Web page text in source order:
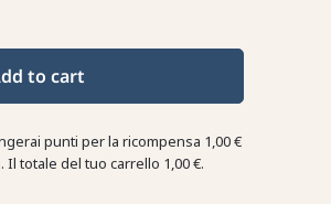
to cart
punti per la ricompensa 1,00 €
Il totale del tuo carrello 1,00 €.